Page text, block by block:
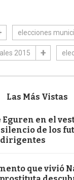
elecciones
2015
Las Más Vistas
Eguren en el
de los
dirigentes
que vivió